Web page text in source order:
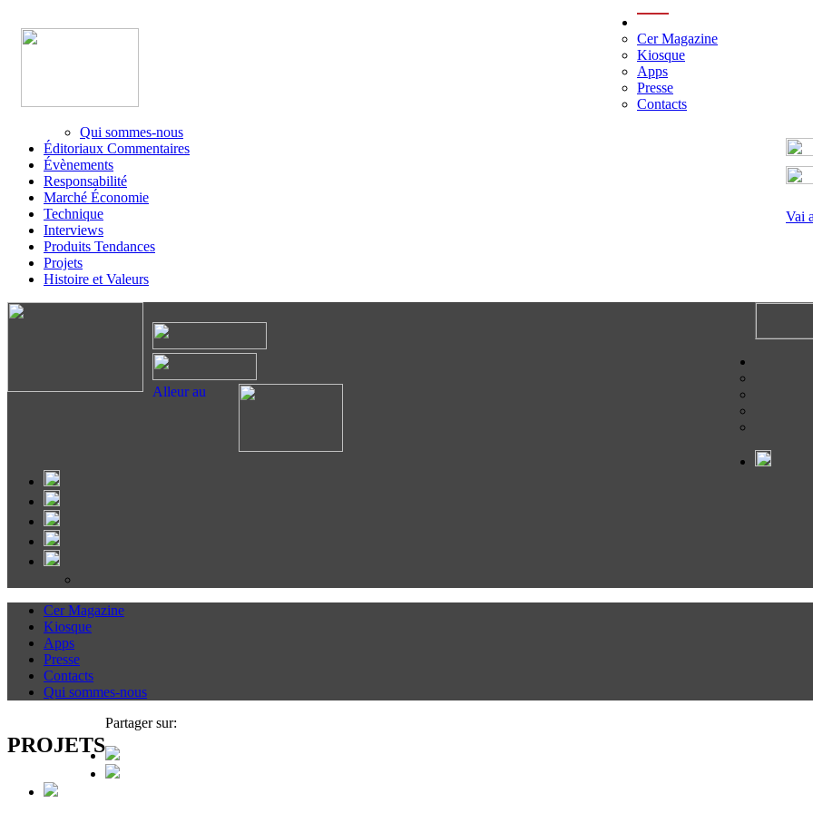
Vai a
Cer Magazine
Kiosque
Apps
Presse
Contacts
Qui sommes-nous
Éditoriaux Commentaires
Évènements
Responsabilité
Marché Économie
Technique
Interviews
Produits Tendances
Projets
Histoire et Valeurs
Alleur au
Cer Magazine
Kiosque
Apps
Presse
Contacts
Qui sommes-nous
PROJETS
Partager sur: